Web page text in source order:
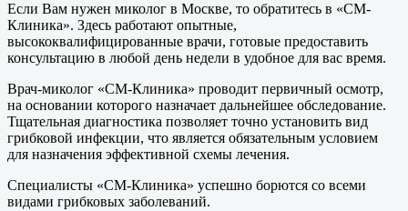
Если Вам нужен миколог в Москве, то обратитесь в «СМ-
Клиника». Здесь работают опытные,
высококвалифицированные врачи, готовые предоставить
консультацию в любой день недели в удобное для вас время.
Врач-миколог «СМ-Клиника» проводит первичный осмотр,
на основании которого назначает дальнейшее обследование.
Тщательная диагностика позволяет точно установить вид
грибковой инфекции, что является обязательным условием
для назначения эффективной схемы лечения.
Специалисты «СМ-Клиника» успешно борются со всеми
видами грибковых заболеваний.